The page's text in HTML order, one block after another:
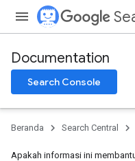
Documentation
Search Console
Beranda Search Central
Apakah informasi ini